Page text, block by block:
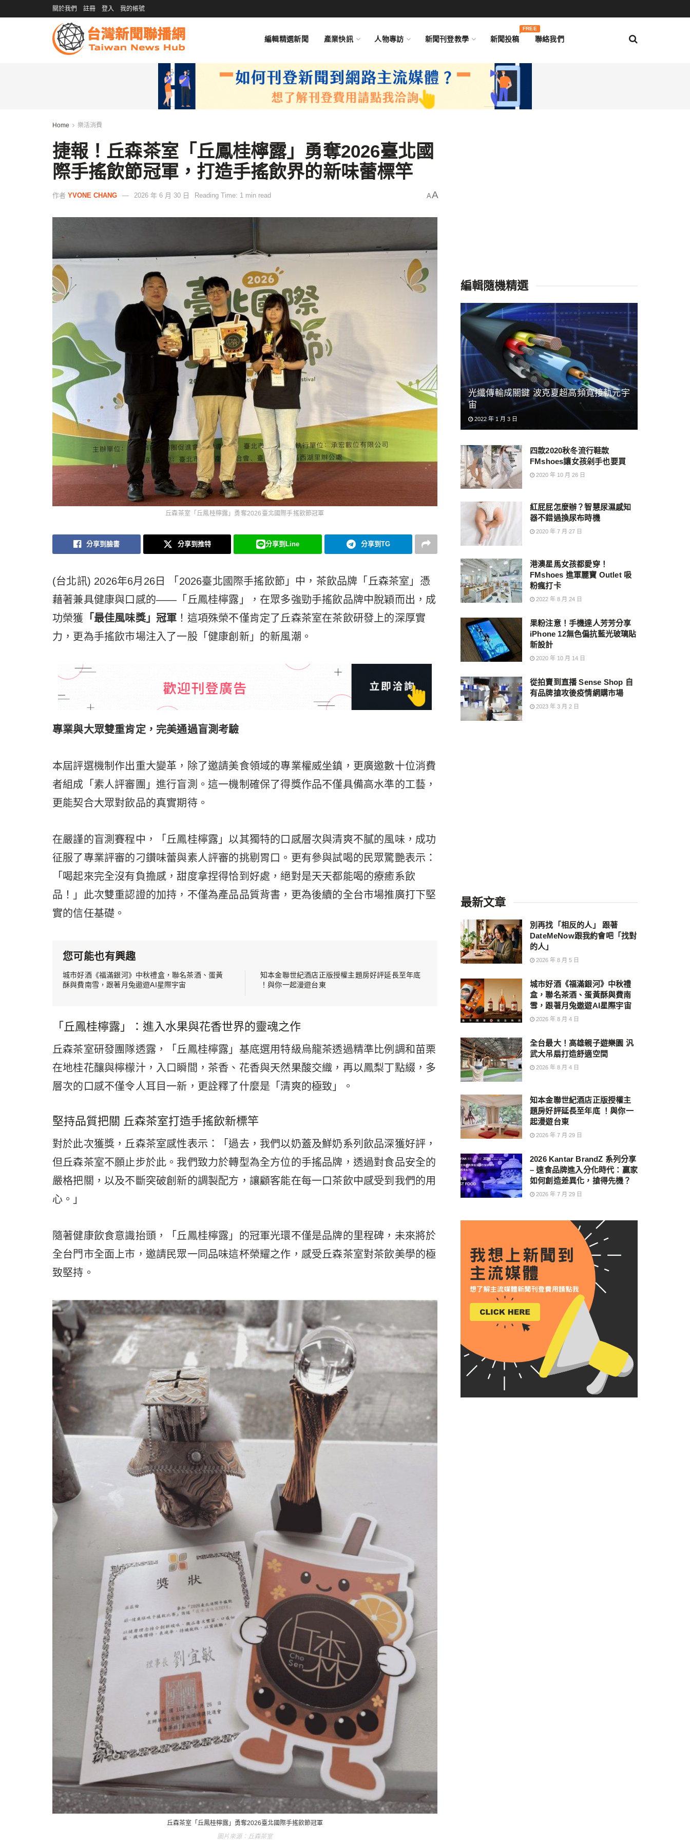
關於我們 註冊 登入 我的帳號
編輯精選新聞 產業快訊 人物專訪 新聞刊登教學 新聞投稿
FREE
聯絡我們
Home 樂活消費
捷報！丘森茶室「丘鳳桂檸露」勇奪2026臺北國
際手搖飲節冠軍，打造手搖飲界的新味蕾標竿
作者 YVONE CHANG 2026 年 6 月 30 日 Reading Time: 1 min read AA
丘森茶室「丘鳳桂檸露」勇奪2026臺北國際手搖飲節冠軍
分享到臉書 分享到推特 分享到Line 分享到TG
(台北訊) 2026年6月26日 「2026臺北國際手搖飲節」中，茶飲品牌「丘森茶室」憑
藉著兼具健康與口感的——「丘鳳桂檸露」，在眾多強勁手搖飲品牌中脫穎而出，成
功榮獲 「最佳風味獎」冠軍 ！這項殊榮不僅肯定了丘森茶室在茶飲研發上的深厚實
力，更為手搖飲市場注入了一股「健康創新」的新風潮。
專業與大眾雙重肯定，完美通過盲測考驗
本屆評選機制作出重大變革，除了邀請美食領域的專業權威坐鎮，更廣邀數十位消費
者組成「素人評審團」進行盲測。這一機制確保了得獎作品不僅具備高水準的工藝，
更能契合大眾對飲品的真實期待。
在嚴謹的盲測賽程中，「丘鳳桂檸露」以其獨特的口感層次與清爽不膩的風味，成功
征服了專業評審的刁鑽味蕾與素人評審的挑剔胃口。更有參與試喝的民眾驚艷表示：
「喝起來完全沒有負擔感，甜度拿捏得恰到好處，絕對是天天都能喝的療癒系飲
品！」此次雙重認證的加持，不僅為產品品質背書，更為後續的全台市場推廣打下堅
實的信任基礎。
您可能也有興趣
城市好酒《福滿銀河》中秋禮盒，聯名茶酒、蛋黃
酥與費南雪，跟著月兔遨遊AI星際宇宙
知本金聯世紀酒店正版授權主題房好評延長至年底
！與你一起漫遊台東
「丘鳳桂檸露」：進入水果與花香世界的靈魂之作
丘森茶室研發團隊透露，「丘鳳桂檸露」基底選用特級烏龍茶透過精準比例調和苗栗
在地桂花釀與檸檬汁，入口瞬間，茶香、花香與天然果酸交織，再以鳳梨丁點綴，多
層次的口感不僅令人耳目一新，更詮釋了什麼是「清爽的極致」。
堅持品質把關 丘森茶室打造手搖飲新標竿
對於此次獲獎，丘森茶室感性表示：「過去，我們以奶蓋及鮮奶系列飲品深獲好評，
但丘森茶室不願止步於此。我們致力於轉型為全方位的手搖品牌，透過對食品安全的
嚴格把關，以及不斷突破創新的調製配方，讓顧客能在每一口茶飲中感受到我們的用
心。」
隨著健康飲食意識抬頭，「丘鳳桂檸露」的冠軍光環不僅是品牌的里程碑，未來將於
全台門市全面上市，邀請民眾一同品味這杯榮耀之作，感受丘森茶室對茶飲美學的極
致堅持。
丘森茶室「丘鳳桂檸露」勇奪2026臺北國際手搖飲節冠軍
丘森茶室
編輯隨機精選
光纖傳輸成關鍵 波克夏超高頻寬接軌元宇
宙
2022 年 1 月 3 日
四款2020秋冬流行鞋款
FMshoes讓女孩剁手也要買
2020 年 10 月 26 日
紅屁屁怎麼辦？智慧尿濕感知
器不錯過換尿布時機
2020 年 7 月 27 日
港澳星馬女孩都愛穿！
FMshoes 進軍麗寶 Outlet 吸
粉瘋打卡
2022 年 8 月 24 日
果粉注意！手機達人芳芳分享
iPhone 12無色偏抗藍光玻璃貼
新設計
2020 年 10 月 14 日
從拍賣到直播 Sense Shop 自
有品牌搶攻後疫情網購市場
2023 年 3 月 2 日
最新文章
別再找「相反的人」 跟著
DateMeNow跟我約會吧「找對
的人」
2026 年 8 月 5 日
城市好酒《福滿銀河》中秋禮
盒，聯名茶酒、蛋黃酥與費南
雪，跟著月兔遨遊AI星際宇宙
2026 年 8 月 4 日
全台最大！高雄親子遊樂園 汎
武大吊扇打造舒適空間
2026 年 8 月 4 日
知本金聯世紀酒店正版授權主
題房好評延長至年底 ！與你一
起漫遊台東
2026 年 7 月 29 日
2026 Kantar BrandZ 系列分享
– 速食品牌進入分化時代：贏家
如何創造差異化，搶得先機？
2026 年 7 月 29 日